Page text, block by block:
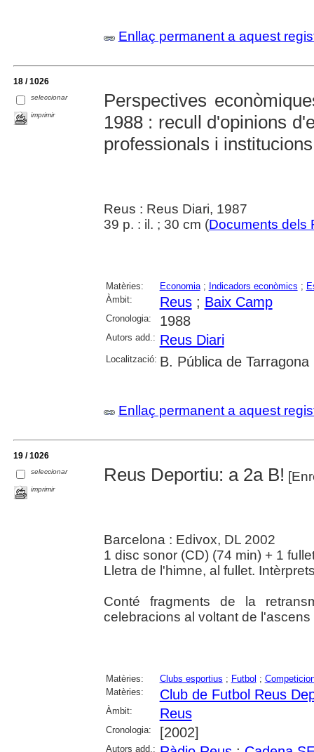
Enllaç permanent a aquest
18 / 1026
seleccionar
imprimir
Perspectives
1988 : recull d'opinions
professionals i
Reus : Reus Diari, 1987
39 p. : il. ; 30 cm (Documents dels
Matèries: Economia; Indicadors econòmics ;
Àmbit:
Reus; Baix Camp
Cronologia: 1988
Autors add.: Reus Diari
Localització: B. Pública de Tarragona
Enllaç permanent a aquest
19 / 1026
seleccionar
imprimir
Reus Deportiu: a 2a B!
Barcelona : Edivox, DL 2002
1 disc sonor (CD) (74 min) + 1
Lletra de l'himne, al fullet.
Conté fragments de la
celebracions al voltant de
Matèries: Clubs esportius ; Futbol ;
Matèries:
Club de Futbol Reus
Àmbit: Reus
Cronologia: [2002]
Autors add.: